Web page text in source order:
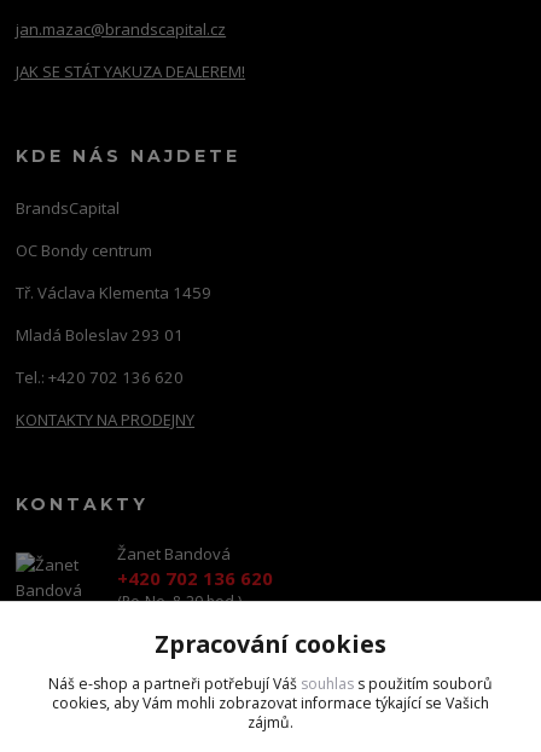
jan.mazac@brandscapital.cz
JAK SE STÁT YAKUZA DEALEREM!
KDE NÁS NAJDETE
BrandsCapital
OC Bondy centrum
Tř. Václava Klementa 1459
Mladá Boleslav 293 01
Tel.: +420 702 136 620
KONTAKTY NA PRODEJNY
KONTAKTY
Žanet Bandová
+420 702 136 620
(Po-Ne, 8-20 hod.)
shop@brandscapital.cz
Zpracování cookies
Náš e-shop a partneři potřebují Váš souhlas s použitím souborů
cookies, aby Vám mohli zobrazovat informace týkající se Vašich
zájmů.